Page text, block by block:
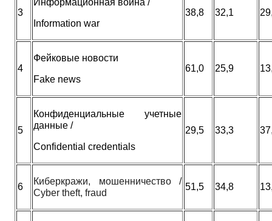
3
Information war
38,8 32,1
4
Фейковые новости
Fake news
61,0 25,9
5
Конфиденциальные учетные
данные /
Confidential credentials
29,5 33,3
6
Киберкражи, мошенничество /
Cyber theft, fraud
51,5 34,8